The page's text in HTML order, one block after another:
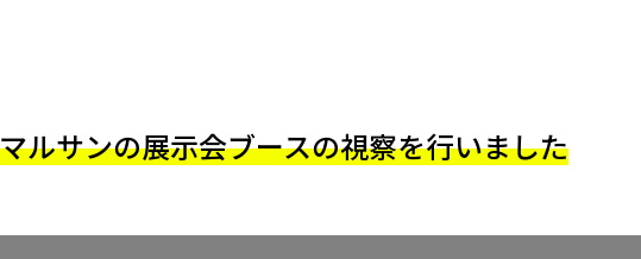
ルサンの展示会ブースの視察を行いました